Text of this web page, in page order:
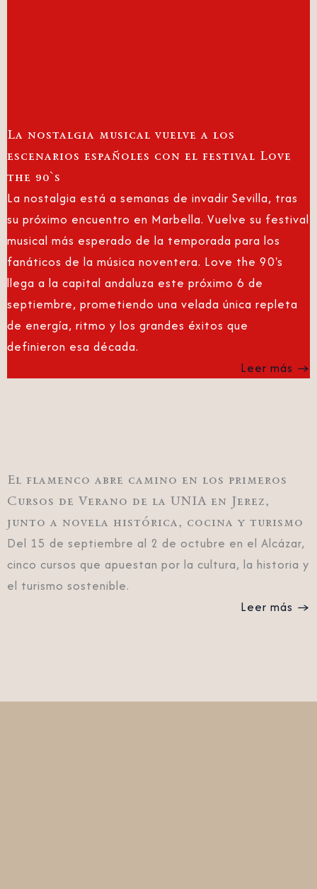
La nostalgia musical vuelve a los
escenarios españoles con el festival Love
the 90`s
La nostalgia está a semanas de invadir Sevilla, tras
su próximo encuentro en Marbella. Vuelve su festival
musical más esperado de la temporada para los
fanáticos de la música noventera. Love the 90's
llega a la capital andaluza este próximo 6 de
septiembre, prometiendo una velada única repleta
de energía, ritmo y los grandes éxitos que
definieron esa década.
Leer más →
El flamenco abre camino en los primeros
Cursos de Verano de la UNIA en Jerez,
junto a novela histórica, cocina y turismo
Del 15 de septiembre al 2 de octubre en el Alcázar,
cinco cursos que apuestan por la cultura, la historia y
el turismo sostenible.
Leer más →